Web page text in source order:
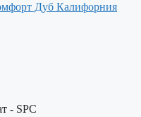
Дуб Калифорния
- SPC